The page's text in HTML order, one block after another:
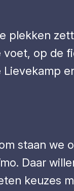
plekken
op de
staan we
Daar
keuzes